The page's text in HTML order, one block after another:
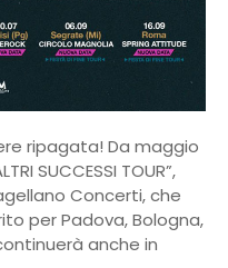
ripagata! Da maggio
SUCCESSI TOUR”,
Concerti, che
per Padova, Bologna,
anche in